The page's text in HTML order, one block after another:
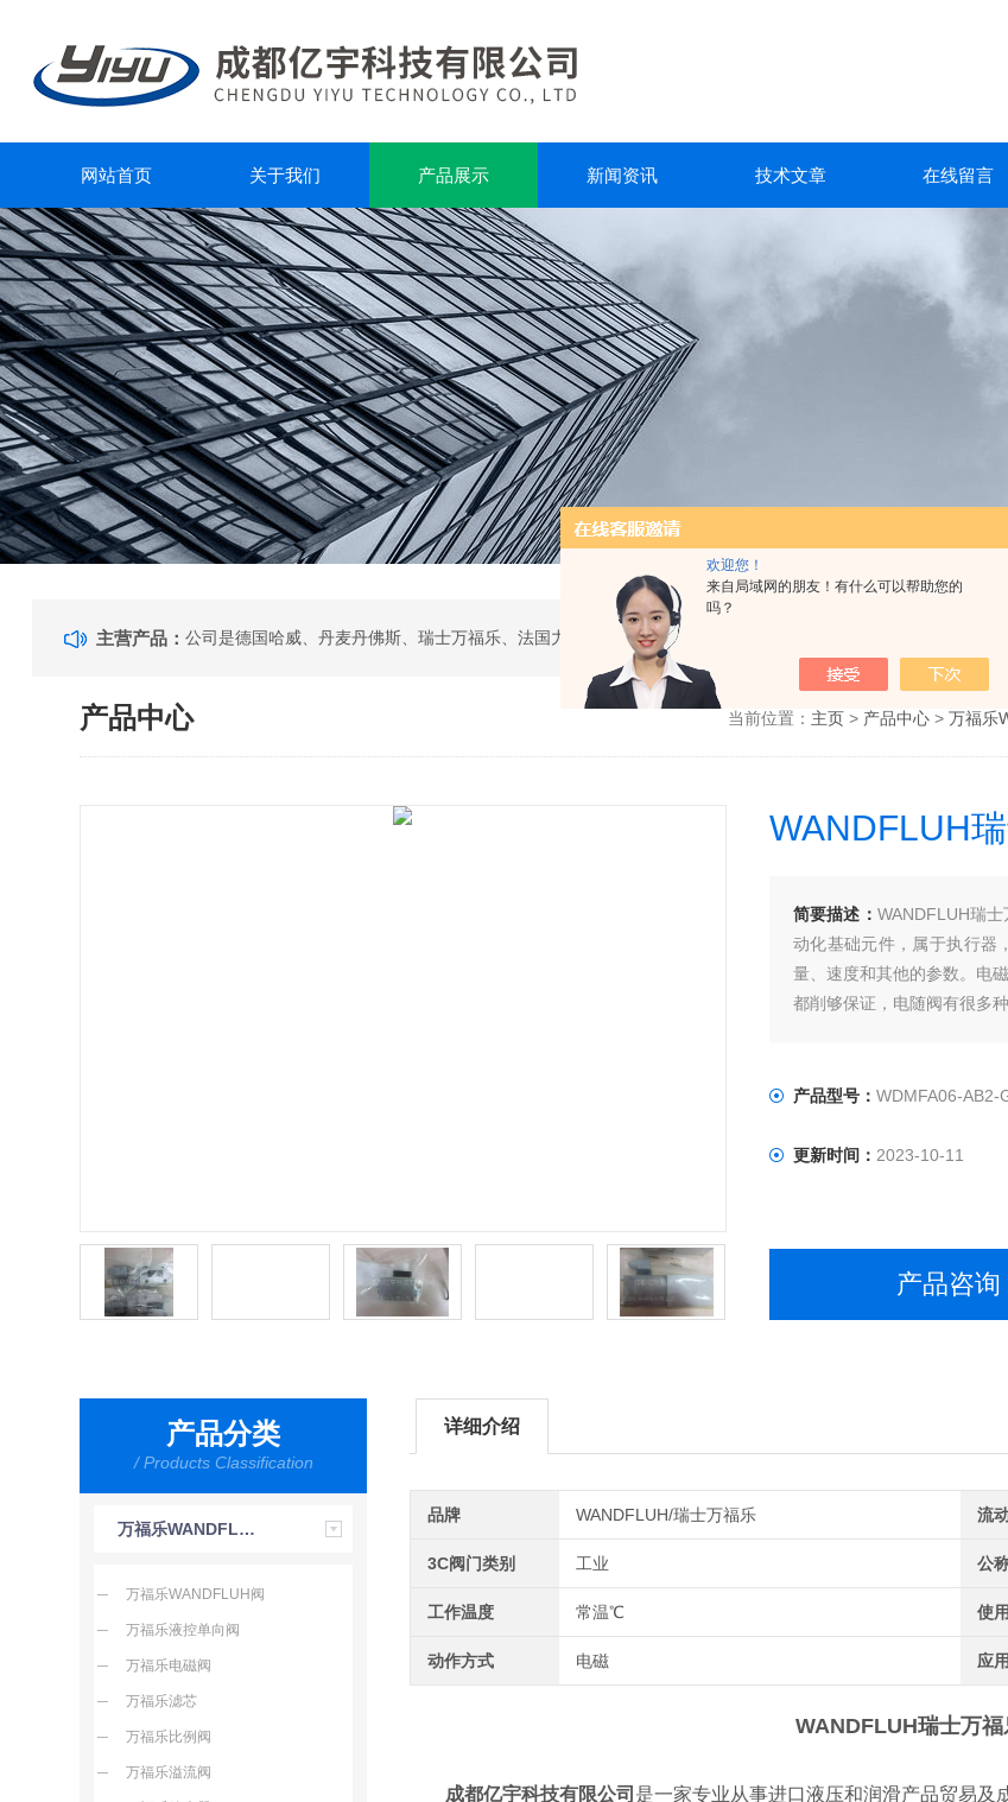
欢迎您！
来自局域网的朋友！有什么可以帮助您的
吗？
网站首页 关于我们 产品展示 新闻资讯 技术文章 在线留言
主营产品：
产品中心 当前位置： 主页> 产品中心> 万福乐
WANDFLUH
简要描述： WANDFLUH瑞
动化基础元件，属于执行器
量、速度和其他的参数。电
都削够保证，电随阀有很多
产品型号： WDMFA06-AB2-
更新时间： 2023-10-11
产品咨询
产品分类
/ Products Classification
万福乐WANDFLUH
万福乐WANDFLUH阀
万福乐液控单向阀
万福乐电磁阀
万福乐滤芯
万福乐比例阀
万福乐溢流阀
详细介绍
品牌 WANDFLUH/瑞士万福乐 流
3C阀门类别 工业 公
工作温度 常温℃ 使
动作方式 电磁 应
WANDFLUH瑞士万福
成都亿宇科技有限公司 是一家专业从事进口液压和润滑产品贸易